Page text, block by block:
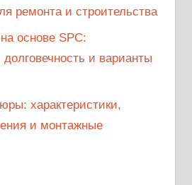
ремонта и строительства
основе SPC:
долговечность и варианты
характеристики,
и монтажные